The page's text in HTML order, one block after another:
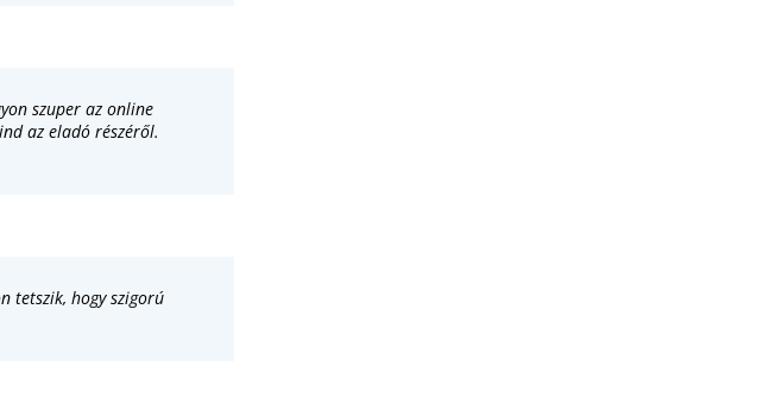
szuper az online
az eladó részéről.
tetszik, hogy szigorú